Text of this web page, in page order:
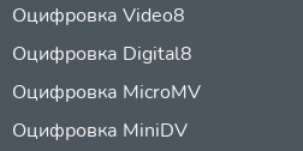
Оцифровка Video8
Оцифровка Digital8
Оцифровка MicroMV
Оцифровка MiniDV